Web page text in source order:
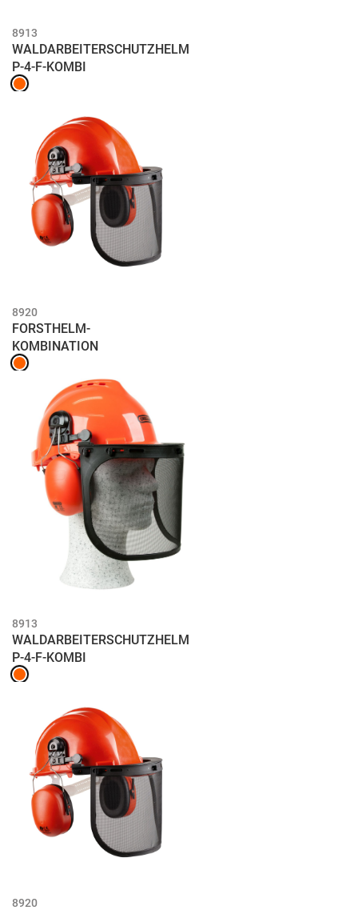
8913
WALDARBEITERSCHUTZHELM
P-4-F-KOMBI
8920
FORSTHELM-
KOMBINATION
8913
WALDARBEITERSCHUTZHELM
P-4-F-KOMBI
8920